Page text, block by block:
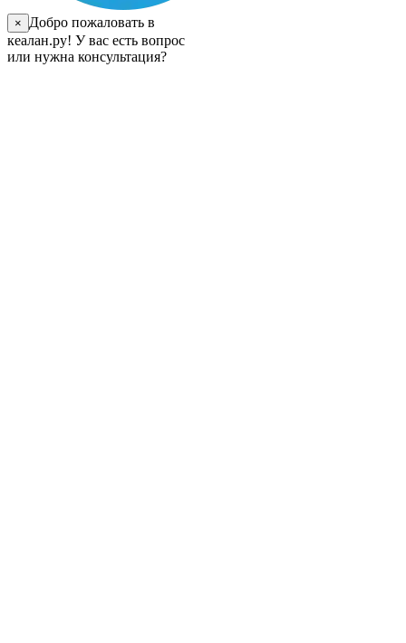
×
Добро пожаловать в
кеалан.ру! У вас есть вопрос
или нужна консультация?